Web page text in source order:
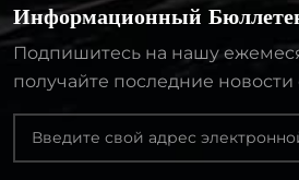
Информационный
Подпишитесь на нашу
получайте последние новости